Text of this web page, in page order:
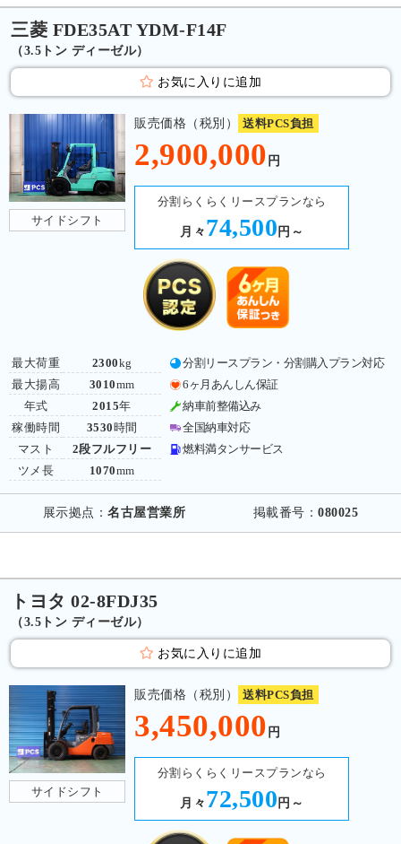
三菱 FDE35AT YDM-F14F
（3.5トン ディーゼル）
お気に入りに追加
サイドシフト
販売価格（税別） 送料PCS負担
2,900,000 円
分割らくらくリースプランなら
月々 74,500 円～
最大荷重
最大揚高
年式
稼働時間
マスト
ツメ長
2300kg
3010mm
2015年
3530 時間
2段フルフリー
1070mm
分割リースプラン・分割購入プラン対応
6ヶ月あんしん保証
納車前整備込み
全国納車対応
燃料満タンサービス
展示拠点：名古屋営業所 掲載番号：080025
トヨタ 02-8FDJ35
（3.5トン ディーゼル）
お気に入りに追加
サイドシフト
販売価格（税別） 送料PCS負担
3,450,000 円
分割らくらくリースプランなら
月々 72,500 円～